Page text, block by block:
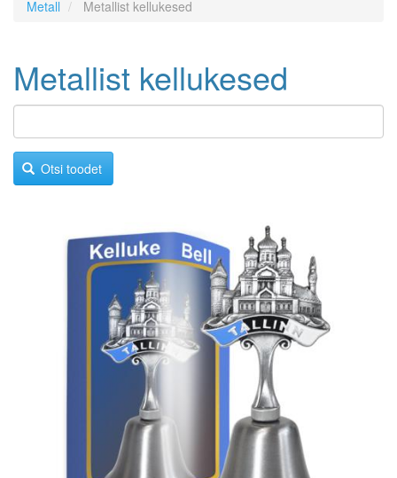
Metall Metallist kellukesed
Metallist kellukesed
Otsi toodet